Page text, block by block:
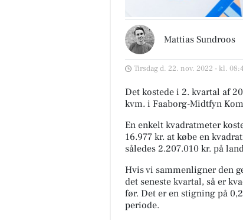
Mattias Sundroos
Tirsdag d. 22. nov. 2022 - kl.
Det kostede i 2. kvartal af
kvm. i Faaborg-Midtfyn
En enkelt kvadratmeter
16.977 kr. at købe en
således 2.207.010 kr. på
Hvis vi sammenligner den
det seneste kvartal, så er
før. Det er en stigning på
periode.